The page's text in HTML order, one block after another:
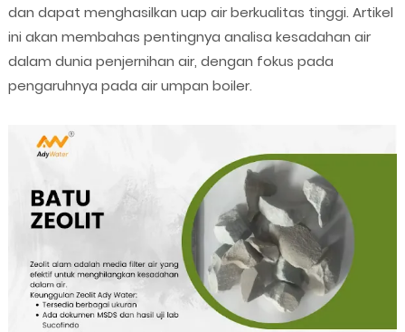
dan dapat menghasilkan uap air berkualitas tinggi. Artikel
ini akan membahas pentingnya analisa kesadahan air
dalam dunia penjernihan air, dengan fokus pada
pengaruhnya pada air umpan boiler.